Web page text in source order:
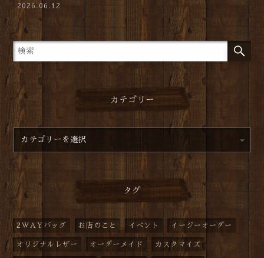
2026.06.12
カテゴリー
タグ
2WAYバッグ お店のこと イベント イージーオーダー
オリジナルレザー オーダーメイド カスタマイズ